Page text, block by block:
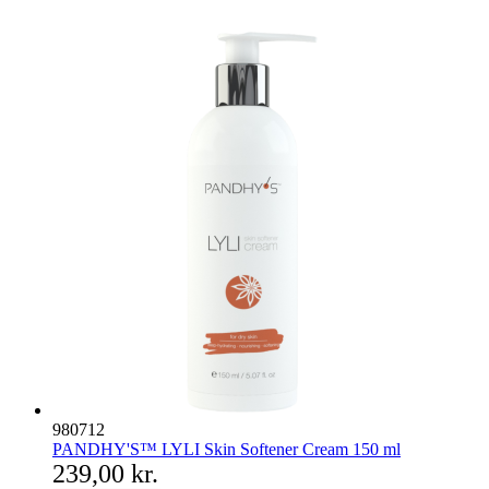
980712
PANDHY'S™ LYLI Skin Softener Cream 150 ml
239,00 kr.